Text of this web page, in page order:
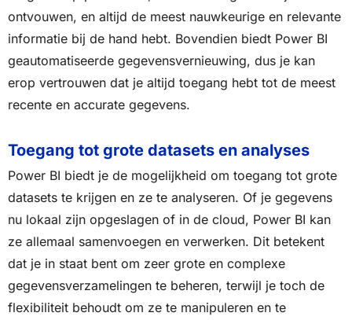
ontvouwen, en altijd de meest nauwkeurige en relevante
informatie bij de hand hebt. Bovendien biedt Power BI
geautomatiseerde gegevensvernieuwing, dus je kan
erop vertrouwen dat je altijd toegang hebt tot de meest
recente en accurate gegevens.
Toegang tot grote datasets en analyses
Power BI biedt je de mogelijkheid om toegang tot grote
datasets te krijgen en ze te analyseren. Of je gegevens
nu lokaal zijn opgeslagen of in de cloud, Power BI kan
ze allemaal samenvoegen en verwerken. Dit betekent
dat je in staat bent om zeer grote en complexe
gegevensverzamelingen te beheren, terwijl je toch de
flexibiliteit behoudt om ze te manipuleren en te